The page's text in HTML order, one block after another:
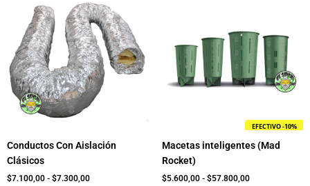
Conductos Con Aislación
Clásicos
$7.100,00 - $7.300,00
de
precios:
desde
$7.100,00
hasta
$7.300,00
producto
tiene
múltiples
variantes.
Las
pueden
en
EFECTIVO -10%
Macetas inteligentes (Mad
Rocket)
$5.600,00 - $57.800,00
$5.600,00
hasta
$57.800,00
Las
pueden
elegir
en